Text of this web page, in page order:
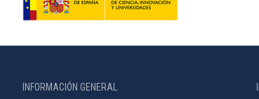
INFORMACIÓN GENERAL